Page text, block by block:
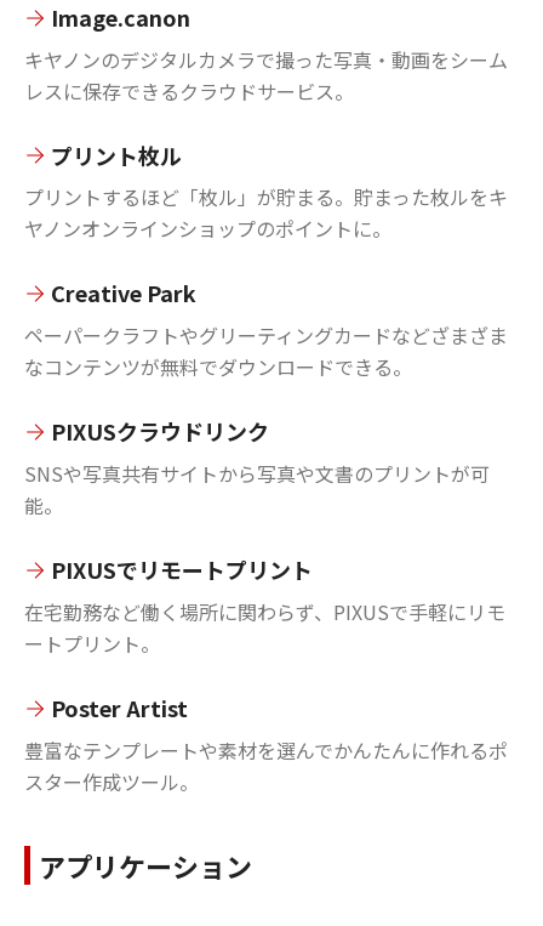
Image.canon
キヤノンのデジタルカメラで撮った写真・動画をシーム
レスに保存できるクラウドサービス。
プリント枚ル
プリントするほど「枚ル」が貯まる。貯まった枚ルをキ
ヤノンオンラインショップのポイントに。
Creative Park
ペーパークラフトやグリーティングカードなどざまざま
なコンテンツが無料でダウンロードできる。
PIXUSクラウドリンク
SNSや写真共有サイトから写真や文書のプリントが可
能。
PIXUSでリモートプリント
在宅勤務など働く場所に関わらず、PIXUSで手軽にリモ
ートプリント。
Poster Artist
豊富なテンプレートや素材を選んでかんたんに作れるポ
スター作成ツール。
アプリケーション